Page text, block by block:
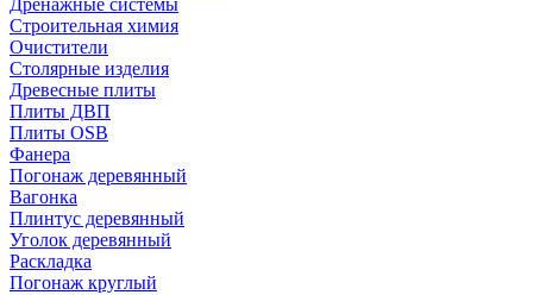
Дренажные системы
Строительная химия
Очистители
Столярные изделия
Древесные плиты
Плиты ДВП
Плиты OSB
Фанера
Погонаж деревянный
Вагонка
Плинтус деревянный
Уголок деревянный
Раскладка
Погонаж круглый